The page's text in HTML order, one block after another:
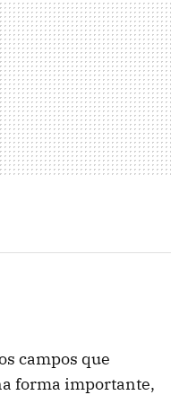
campos que
forma importante,